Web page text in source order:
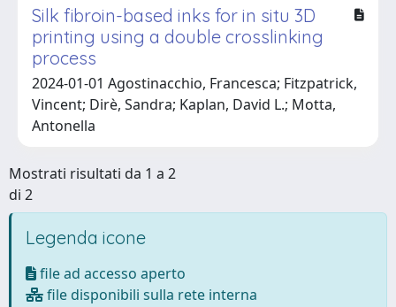
Silk fibroin-based inks for in situ 3D
printing using a double crosslinking
process
2024-01-01 Agostinacchio, Francesca; Fitzpatrick,
Vincent; Dirè, Sandra; Kaplan, David L.; Motta,
Antonella
Mostrati risultati da 1 a 2
di 2
Legenda icone
file ad accesso aperto
file disponibili sulla rete interna